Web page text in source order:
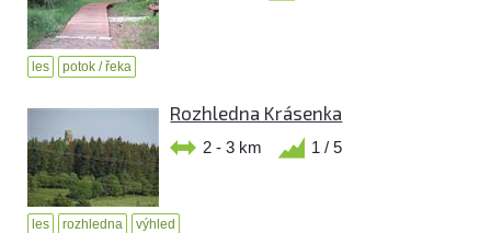
les potok / řeka
Rozhledna Krásenka
2 - 3 km 1 / 5
les rozhledna výhled